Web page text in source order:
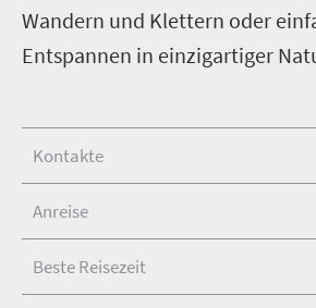
Wandern und Klettern oder
Entspannen in einzigartiger
Kontakte
Anreise
Beste Reisezeit